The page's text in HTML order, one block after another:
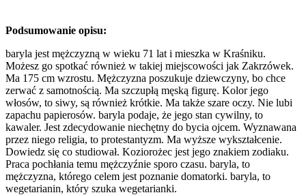
Podsumowanie opisu:
baryla jest mężczyzną w wieku 71 lat i mieszka w Kraśniku.
Możesz go spotkać również w takiej miejscowości jak Zakrzówek.
Ma 175 cm wzrostu. Mężczyzna poszukuje dziewczyny, bo chce
zerwać z samotnością. Ma szczupłą męską figurę. Kolor jego
włosów, to siwy, są również krótkie. Ma także szare oczy. Nie lubi
zapachu papierosów. baryla podaje, że jego stan cywilny, to
kawaler. Jest zdecydowanie niechętny do bycia ojcem. Wyznawana
przez niego religia, to protestantyzm. Ma wyższe wykształcenie.
Dowiedz się co studiował. Koziorożec jest jego znakiem zodiaku.
Praca pochłania temu mężczyźnie sporo czasu. baryla, to
mężczyzna, którego celem jest poznanie domatorki. baryla, to
wegetarianin, który szuka wegetarianki.